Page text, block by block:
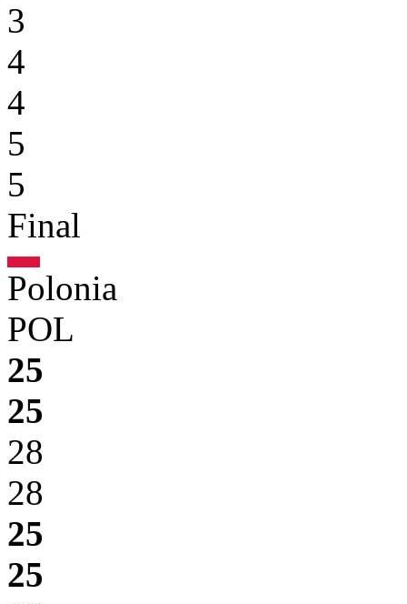
3
4
4
5
5
Final
Polonia
POL
25
25
28
28
25
25